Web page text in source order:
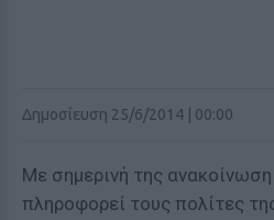
Δημοσίευση 25/6/2014 | 00:00
Με σημερινή της ανακοίνωση
πληροφορεί τους πολίτες